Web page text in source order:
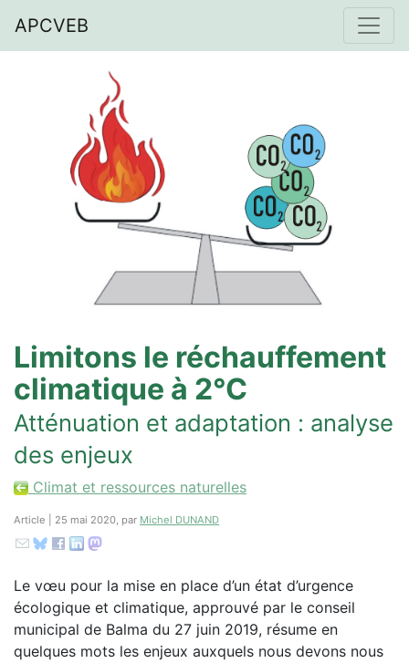
APCVEB
Limitons le réchauffement
climatique à 2°C
Atténuation et adaptation : analyse
des enjeux
Climat et ressources naturelles
Article | 25 mai 2020, par Michel DUNAND
Le vœu pour la mise en place d’un état d’urgence
écologique et climatique, approuvé par le conseil
municipal de Balma du 27 juin 2019, résume en
quelques mots les enjeux auxquels nous devons nous